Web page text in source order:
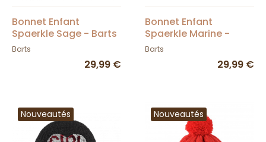
Bonnet Enfant
Spaerkle Sage - Barts
Barts
29,99 €
Bonnet Enfant
Spaerkle Marine -
Barts
Barts
29,99 €
Nouveautés Nouveautés